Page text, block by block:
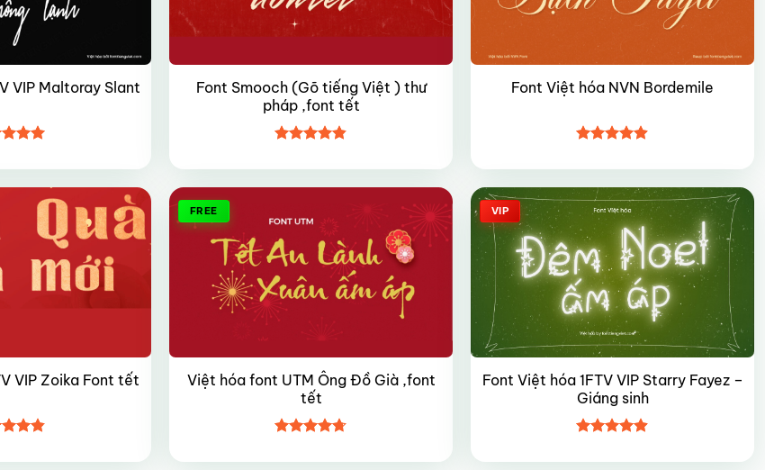
VIP Maltoray Slant
4.95
Font Smooch (Gõ tiếng Việt ) thư
pháp ,font tết
hạng4.85
Font Việt hóa NVN Bordemile
hạng4.95
VIP Zoika Font tết
4.85
FREE
Việt hóa font UTM Ông Đồ Già ,font
tết
hạng4.75
VIP
Font Việt hóa 1FTV VIP Starry Fayez –
Giáng sinh
hạng4.85